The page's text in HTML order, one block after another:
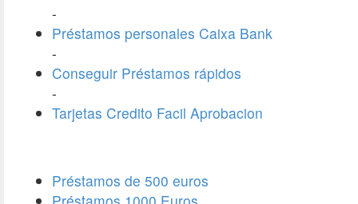
-
Préstamos personales Caixa Bank
-
Conseguir Préstamos rápidos
-
Tarjetas Credito Facil Aprobacion
Préstamos de 500 euros